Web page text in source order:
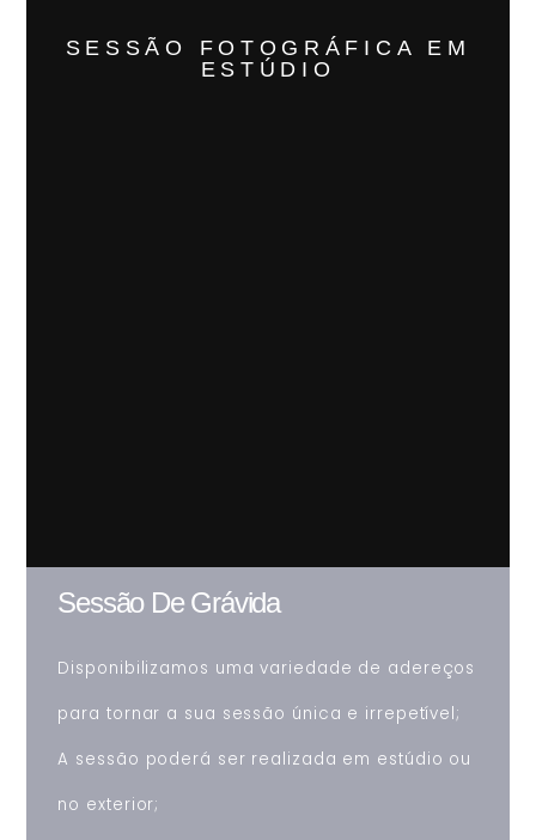
SESSÃO FOTOGRÁFICA EM
ESTÚDIO
Sessão De Grávida
Disponibilizamos uma variedade de adereços
para tornar a sua sessão única e irrepetível;
A sessão poderá ser realizada em estúdio ou
no exterior;